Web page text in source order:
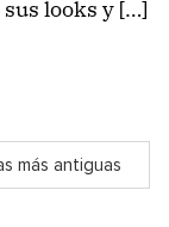
looks y […]
más antiguas